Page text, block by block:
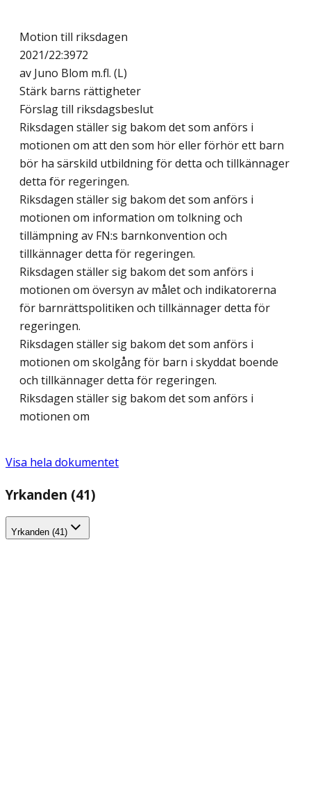
Motion till riksdagen
2021/22:3972
av Juno Blom m.fl. (L)
Stärk barns rättigheter
Förslag till riksdagsbeslut
Riksdagen ställer sig bakom det som anförs i
motionen om att den som hör eller förhör ett barn
bör ha särskild utbildning för detta och tillkännager
detta för regeringen.
Riksdagen ställer sig bakom det som anförs i
motionen om information om tolkning och
tillämpning av FN:s barnkonvention och
tillkännager detta för regeringen.
Riksdagen ställer sig bakom det som anförs i
motionen om översyn av målet och indikatorerna
för barnrättspolitiken och tillkännager detta för
regeringen.
Riksdagen ställer sig bakom det som anförs i
motionen om skolgång för barn i skyddat boende
och tillkännager detta för regeringen.
Riksdagen ställer sig bakom det som anförs i
motionen om
Visa hela dokumentet
Yrkanden (41)
Yrkanden (41)